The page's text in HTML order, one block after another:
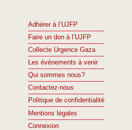
Adhérer à l’UJFP
Faire un don à l’UJFP
Collecte Urgence Gaza
Les événements à venir
Qui sommes nous?
Contactez-nous
Politique de confidentialité
Mentions légales
Connexion